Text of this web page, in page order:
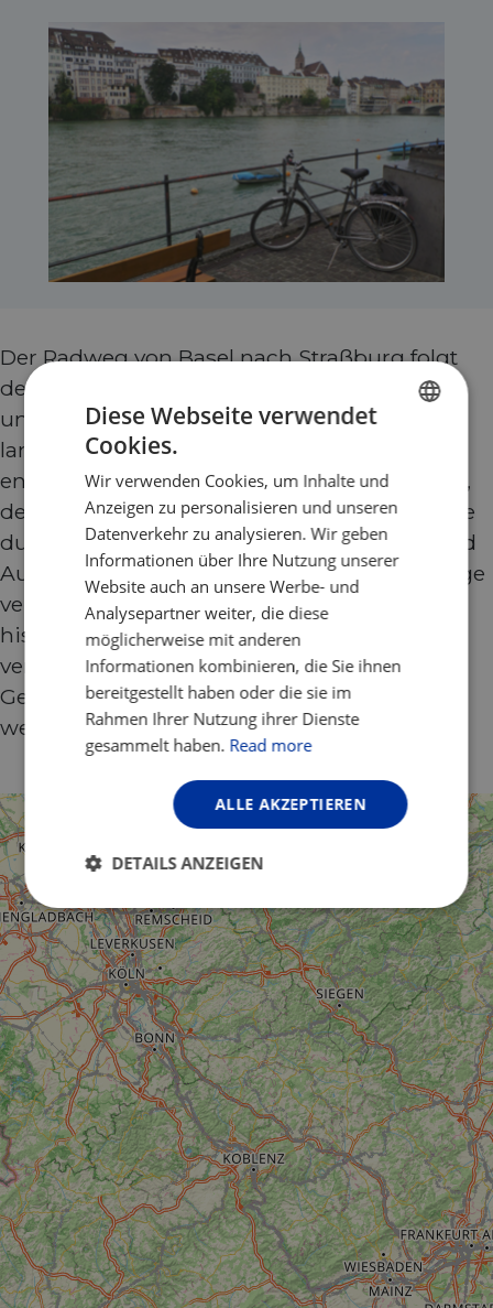
Der Radweg von Basel nach Straßburg folgt
dem Rhein durch die Schweiz, Deutschland
und Frankreich und bietet flaches,
landschaftlich reizvolles Radfahren, ideal für
entspanntes Touring. Als Teil von EuroVelo 5,
der Via Romea (Francigena), führt die Strecke
durch Weinberge, mittelalterliche Städte und
Auenwälder. Glatte, gut ausgeschilderte Wege
verbinden Basels kulturelle Strassen mit der
historischen Altstadt von Straßburg und
vereinen sanftes Radeln mit reicher
Geschichte, regionaler Küche und
wechselnden Flusslandschaften.
FRENCH
Diese Webseite verwendet
Cookies.
Wir verwenden Cookies, um Inhalte und
Anzeigen zu personalisieren und unseren
Datenverkehr zu analysieren. Wir geben
Informationen über Ihre Nutzung unserer
Website auch an unsere Werbe- und
Analysepartner weiter, die diese
möglicherweise mit anderen
Informationen kombinieren, die Sie ihnen
bereitgestellt haben oder die sie im
Rahmen Ihrer Nutzung ihrer Dienste
gesammelt haben. Read more
ALLE AKZEPTIEREN
DETAILS ANZEIGEN
Unbedingt
erforderlich
Performance
Targeting Funktionalität
Unklassifizierte
Unbedingt erforderlich
Performance
Targeting
Funktionalität Unklassifizierte